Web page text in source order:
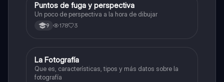
Artes
Puntos de fuga y perspectiva
Un poco de perspectiva a la hora de dibujar
9 178 3
Artes
La Fotografía
Que es, características, tipos y más datos sobre la
fotografía